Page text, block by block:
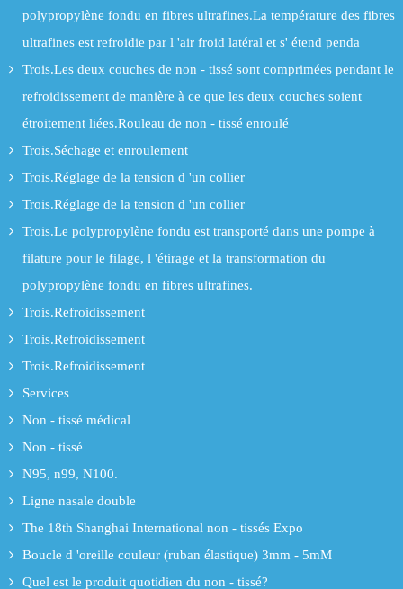
polypropylène fondu en fibres ultrafines.La température des fibres
ultrafines est refroidie par l 'air froid latéral et s' étend penda
Trois.Les deux couches de non - tissé sont comprimées pendant le
refroidissement de manière à ce que les deux couches soient
étroitement liées.Rouleau de non - tissé enroulé
Trois.Séchage et enroulement
Trois.Réglage de la tension d 'un collier
Trois.Réglage de la tension d 'un collier
Trois.Le polypropylène fondu est transporté dans une pompe à
filature pour le filage, l 'étirage et la transformation du
polypropylène fondu en fibres ultrafines.
Trois.Refroidissement
Trois.Refroidissement
Trois.Refroidissement
Services
Non - tissé médical
Non - tissé
N95, n99, N100.
Ligne nasale double
The 18th Shanghai International non - tissés Expo
Boucle d 'oreille couleur (ruban élastique) 3mm - 5mM
Quel est le produit quotidien du non - tissé?